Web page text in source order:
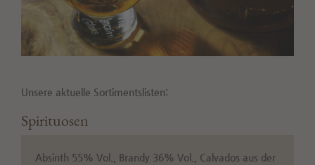
Unsere aktuelle Sortimentslisten:
Spirituosen
Absinth 55% Vol., Brandy 36% Vol., Calvados aus der